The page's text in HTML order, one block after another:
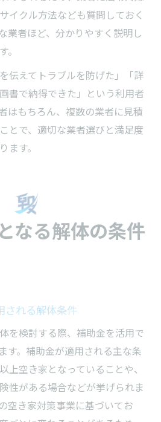
イクル方法なども質問しておく
業者ほど、分かりやすく説明し
伝えてトラブルを防げた」「詳
書で納得できた」という利用者
はもちろん、複数の業者に見積
とで、適切な業者選びと満足度
ます。
なる解体の条件
される解体条件
を検討する際、補助金を活用で
す。補助金が適用される主な条
上空き家となっていることや、
性がある場合などが挙げられま
空き家対策事業に基づいてお